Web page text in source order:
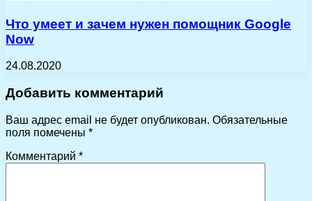
Что умеет и зачем нужен помощник Google
Now
24.08.2020
Добавить комментарий
Ваш адрес email не будет опубликован. Обязательные
поля помечены *
Комментарий *